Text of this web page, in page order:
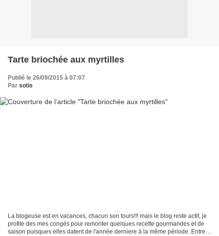
Tarte briochée aux myrtilles
Publié le 26/09/2015 à 07:07
Par sotis
La blogeuse est en vacances, chacun son tours!!! mais le blog reste actif, je
profite des mes congés pour remonter quelques recette gourmandes et de
saison puisques elles datent de l'année derniere à la même période. Entrez